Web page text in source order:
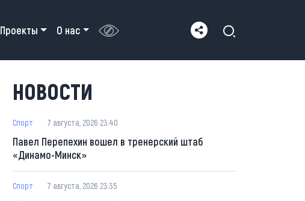
Проекты О нас
НОВОСТИ
Спорт 7 августа, 2026 23:40
Павел Перепехин вошел в тренерский штаб
«Динамо-Минск»
Спорт 7 августа, 2026 23:35